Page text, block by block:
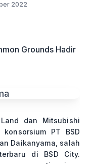
2022
dan Mitsubishi
PT BSD
Daikanyama, salah
di BSD City.